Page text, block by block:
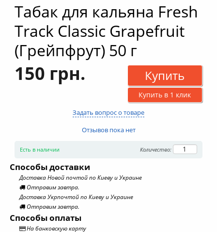
Табак для кальяна Fresh
Track Classic Grapefruit
(Грейпфрут) 50 г
150 грн. Купить
Купить в 1 клик
Задать вопрос о товаре
Отзывов пока нет
Есть в наличии Количество:
Способы доставки
Доставка Новой почтой по Киеву и Украине
Отправим завтра.
Доставка Укрпочтой по Киеву и Украине
Отправим завтра.
Способы оплаты
На банковскую карту